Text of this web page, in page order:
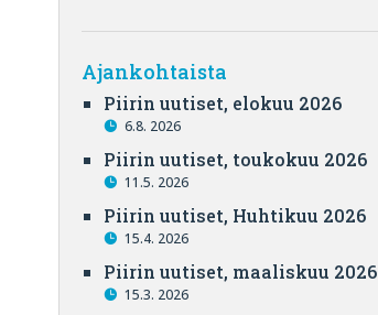
Ajankohtaista
Piirin uutiset, elokuu 2026
6.8. 2026
Piirin uutiset, toukokuu 2026
11.5. 2026
Piirin uutiset, Huhtikuu 2026
15.4. 2026
Piirin uutiset, maaliskuu 2026
15.3. 2026